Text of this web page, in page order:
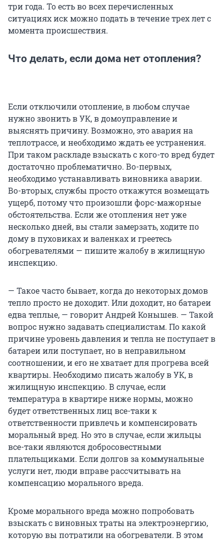
три года. То есть во всех перечисленных
ситуациях иск можно подать в течение трех лет с
момента происшествия.
Что делать, если дома нет отопления?
Если отключили отопление, в любом случае
нужно звонить в УК, в домоуправление и
выяснять причину. Возможно, это авария на
теплотрассе, и необходимо ждать ее устранения.
При таком раскладе взыскать с кого-то вред будет
достаточно проблематично. Во-первых,
необходимо устанавливать виновника аварии.
Во-вторых, службы просто откажутся возмещать
ущерб, потому что произошли форс-мажорные
обстоятельства. Если же отопления нет уже
несколько дней, вы стали замерзать, ходите по
дому в пуховиках и валенках и греетесь
обогревателями — пишите жалобу в жилищную
инспекцию.
— Такое часто бывает, когда до некоторых домов
тепло просто не доходит. Или доходит, но батареи
едва теплые, — говорит Андрей Конышев. — Такой
вопрос нужно задавать специалистам. По какой
причине уровень давления и тепла не поступает в
батареи или поступает, но в неправильном
соотношении, и его не хватает для прогрева всей
квартиры. Необходимо писать жалобу в УК, в
жилищную инспекцию. В случае, если
температура в квартире ниже нормы, можно
будет ответственных лиц все-таки к
ответственности привлечь и компенсировать
моральный вред. Но это в случае, если жильцы
все-таки являются добросовестными
плательщиками. Если долгов за коммунальные
услуги нет, люди вправе рассчитывать на
компенсацию морального вреда.
Кроме морального вреда можно попробовать
взыскать с виновных траты на электроэнергию,
которую вы потратили на обогреватели. В этом